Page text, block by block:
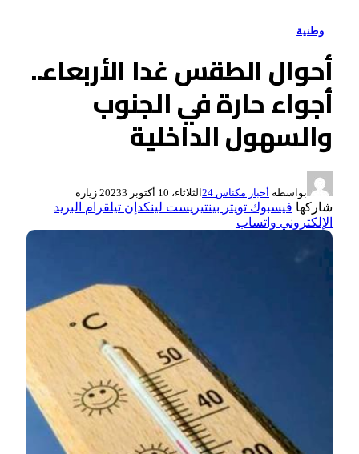
وطنية
أحوال الطقس غدا الأربعاء..
أجواء حارة في الجنوب
والسهول الداخلية
بواسطة أخبار مكناس 24 الثلاثاء، 10 أكتوبر 2023 3 زيارة
شاركها فيسبوك تويتر بينتيريست لينكدإن تيلقرام البريد
الإلكتروني واتساب